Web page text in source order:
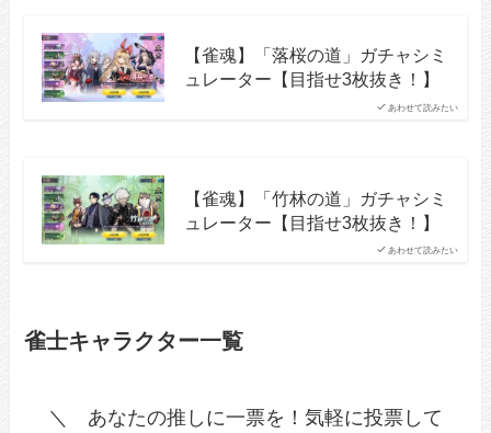
あわせて読みたい
【雀魂】「落桜の道」ガチャシミ
ュレーター【目指せ3枚抜き！】
あわせて読みたい
【雀魂】「竹林の道」ガチャシミ
ュレーター【目指せ3枚抜き！】
雀士キャラクター一覧
＼ あなたの推しに一票を！気軽に投票して